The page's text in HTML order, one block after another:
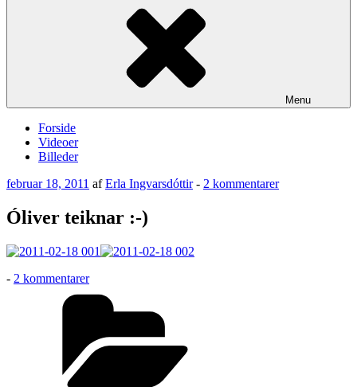
Menu
Forside
Videoer
Billeder
Udgivet
februar 18, 2011 afErla Ingvarsdóttir- 2 kommentarertil
Óliver teiknar :-)
- 2 kommentarertil
Óliver
teiknar